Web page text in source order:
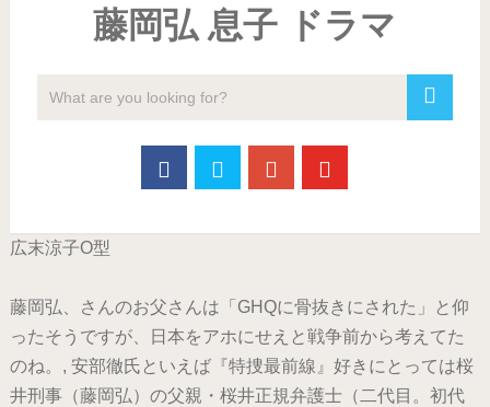
藤岡弘 息子 ドラマ
広末涼子O型
藤岡弘、さんのお父さんは「GHQに骨抜きにされた」と仰
ったそうですが、日本をアホにせえと戦争前から考えてた
のね。, 安部徹氏といえば『特捜最前線』好きにとっては桜
井刑事（藤岡弘）の父親・桜井正規弁護士（二代目。初代